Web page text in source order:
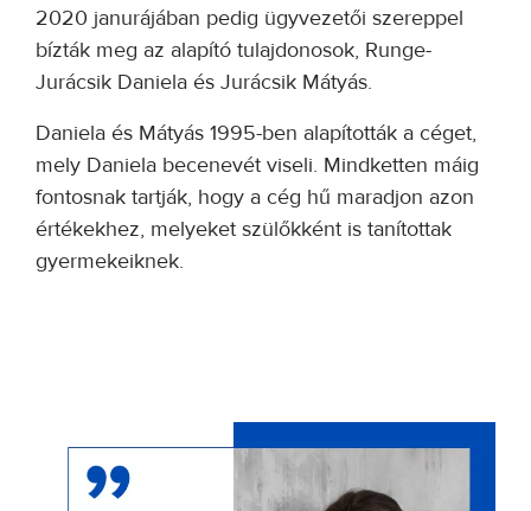
2020 janurájában pedig ügyvezetői szereppel
bízták meg az alapító tulajdonosok, Runge-
Jurácsik Daniela és Jurácsik Mátyás.
Daniela és Mátyás 1995-ben alapították a céget,
mely Daniela becenevét viseli. Mindketten máig
fontosnak tartják, hogy a cég hű maradjon azon
értékekhez, melyeket szülőkként is tanítottak
gyermekeiknek.